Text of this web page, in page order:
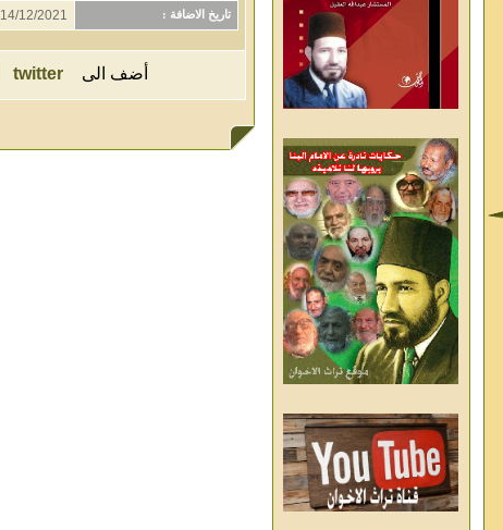
تاريخ الاضافة : 14/12/2021
أضف الى twitter